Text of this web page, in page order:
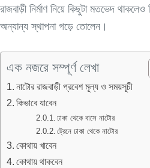
রাজবাড়ী নির্মাণ নিয়ে কিছুটা মতভেদ
অন্যান্য স্থাপনা গড়ে তোলেন।
এক নজরে সম্পূর্ণ লেখা
নাটোর রাজবাড়ী প্রবেশ মূল্য ও সময়সূচী
কিভাবে যাবেন
ঢাকা থেকে বাসে নাটোর
ট্রেনে ঢাকা থেকে নাটোর
কোথায় খাবেন
কোথায় থাকবেন